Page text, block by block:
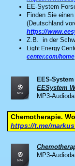
EE-System
Finden Sie
(Deutschland
https://
Z.B. in der
Light Energy
center.com/home
EES-
EESystem
MP3-
Chemotherapie.
https://t.me/
MP3-